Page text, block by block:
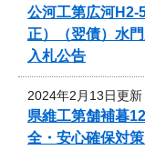
公河工第広河H2-
正）（翌債）水
入札公告
2024年2月13日更新
県維工第舗補暮
全・安心確保対